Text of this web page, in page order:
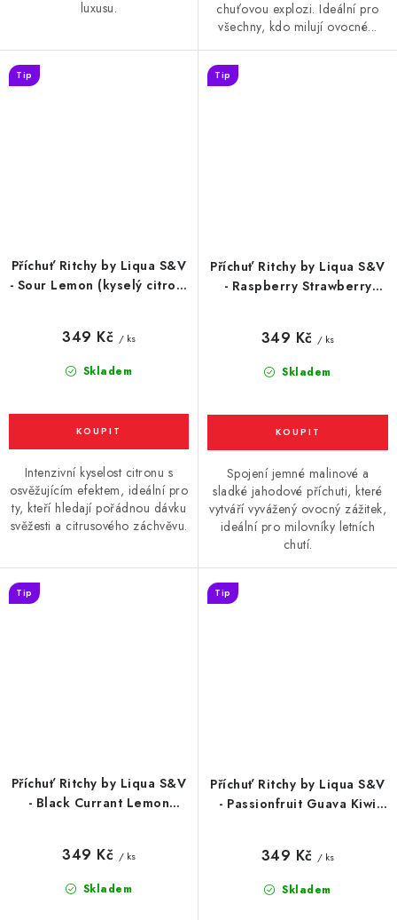
luxusu.
chuťovou explozi. Ideální pro
všechny, kdo milují ovocné...
Příchuť Ritchy by Liqua S&V
- Sour Lemon (kyselý citron)
Tip
Skladem
349 Kč / ks
Intenzivní kyselost citronu s
osvěžujícím efektem, ideální pro
ty, kteří hledají pořádnou dávku
svěžesti a citrusového záchvěvu.
Příchuť Ritchy by Liqua S&V
- Raspberry Strawberry
Tip
Skladem
349 Kč / ks
Spojení jemné malinové a
sladké jahodové příchuti, které
vytváří vyvážený ovocný zážitek,
ideální pro milovníky letních
chutí.
Příchuť Ritchy by Liqua S&V
- Black Currant Lemon
Tip
Skladem
349 Kč / ks
Příchuť Ritchy by Liqua S&V
- Passionfruit Guava Kiwi
Tip
Skladem
349 Kč / ks